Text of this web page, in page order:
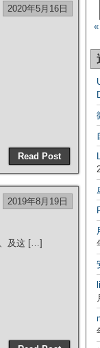
2020年5月16日
Read Post
2019年8月19日
及这 […]
«